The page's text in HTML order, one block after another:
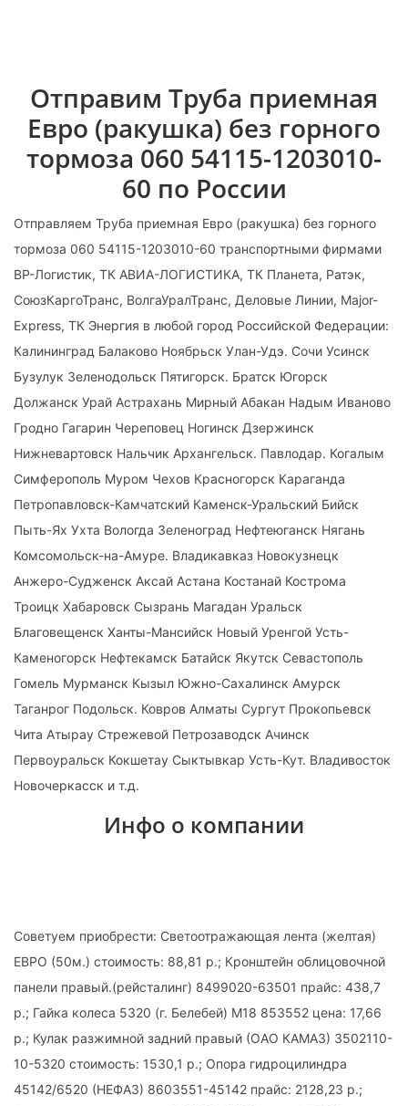
Отправим Труба приемная
Евро (ракушка) без горного
тормоза 060 54115-1203010-
60 по России
Отправляем Труба приемная Евро (ракушка) без горного
тормоза 060 54115-1203010-60 транспортными фирмами
ВР-Логистик, ТК АВИА-ЛОГИСТИКА, ТК Планета, Ратэк,
СоюзКаргоТранс, ВолгаУралТранс, Деловые Линии, Major-
Express, ТК Энергия в любой город Российской Федерации:
Калининград Балаково Ноябрьск Улан-Удэ. Сочи Усинск
Бузулук Зеленодольск Пятигорск. Братск Югорск
Должанск Урай Астрахань Мирный Абакан Надым Иваново
Гродно Гагарин Череповец Ногинск Дзержинск
Нижневартовск Нальчик Архангельск. Павлодар. Когалым
Симферополь Муром Чехов Красногорск Караганда
Петропавловск-Камчатский Каменск-Уральский Бийск
Пыть-Ях Ухта Вологда Зеленоград Нефтеюганск Нягань
Комсомольск-на-Амуре. Владикавказ Новокузнецк
Анжеро-Судженск Аксай Астана Костанай Кострома
Троицк Хабаровск Сызрань Магадан Уральск
Благовещенск Ханты-Мансийск Новый Уренгой Усть-
Каменогорск Нефтекамск Батайск Якутск Севастополь
Гомель Мурманск Кызыл Южно-Сахалинск Амурск
Таганрог Подольск. Ковров Алматы Сургут Прокопьевск
Чита Атырау Стрежевой Петрозаводск Ачинск
Первоуральск Кокшетау Сыктывкар Усть-Кут. Владивосток
Новочеркасск и т.д.
Инфо о компании
Советуем приобрести: Светоотражающая лента (желтая)
ЕВРО (50м.) стоимость: 88,81 р.; Кронштейн облицовочной
панели правый.(рейсталинг) 8499020-63501 прайс: 438,7
р.; Гайка колеса 5320 (г. Белебей) М18 853552 цена: 17,66
р.; Кулак разжимной задний правый (ОАО КАМАЗ) 3502110-
10-5320 стоимость: 1530,1 р.; Опора гидроцилиндра
45142/6520 (НЕФАЗ) 8603551-45142 прайс: 2128,23 р.;